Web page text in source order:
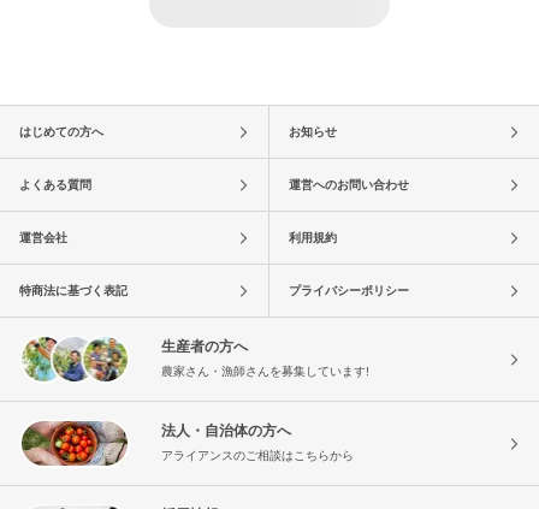
はじめての方へ お知らせ
よくある質問 運営へのお問い合わせ
運営会社 利用規約
特商法に基づく表記 プライバシーポリシー
生産者の方へ
農家さん・漁師さんを募集しています!
法人・自治体の方へ
アライアンスのご相談はこちらから